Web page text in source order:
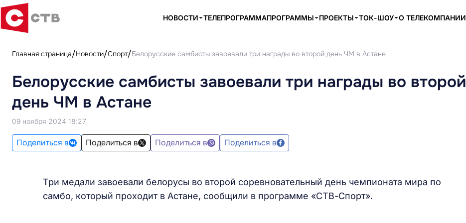
НОВОСТИ ТЕЛЕПРОГРАММАПРОГРАММЫ ПРОЕКТЫ ТОК-ШОУ О ТЕЛЕКОМПАНИИ
Главная страница Новости Спорт Белорусские самбисты завоевали три награды во второй день ЧМ в Астане
Белорусские самбисты завоевали три награды во второй
день ЧМ в Астане
09 ноября 2024 18:27
Поделиться в Поделиться в Поделиться в Поделиться в
Три медали завоевали белорусы во второй соревновательный день чемпионата мира по
самбо, который проходит в Астане, сообщили в программе «СТВ-Спорт».